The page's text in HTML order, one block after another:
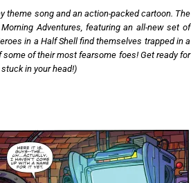
theme song and an action-packed cartoon. The
Adventures, featuring an all-new set of
in a Half Shell find themselves trapped in a
of their most fearsome foes! Get ready for
in your head!)